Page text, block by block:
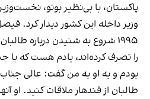
پاکستان، با بی‌نظیر بوتو،
وزیر داخله این کشور دیدار کرد.
۱۹۹۵ شروع به شنیدن درباره
را تصرف کرده‌اند، یادم هست که با
بودم و به او به من گفت: عالی
طالبان از قندهار ملاقات کنید. او